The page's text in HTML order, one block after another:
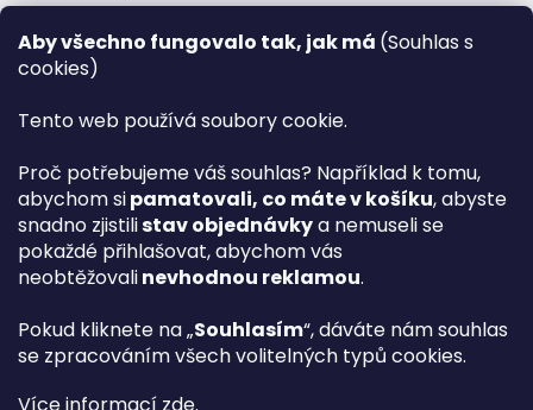
Aby všechno fungovalo tak, jak má (Souhlas s
cookies)
Tento web používá soubory cookie.
Proč potřebujeme váš souhlas? Například k tomu,
abychom sipamatovali, co máte v košíku, abyste
snadno zjistilistav objednávkya nemuseli se
pokaždé přihlašovat, abychom vás
neobtěžovalinevhodnou reklamou.
Pokud kliknete na „Souhlasím“, dáváte nám souhlas
se zpracováním všech volitelných typů cookies.
Recenze ✅
Věrnostní program PLAZA Bonus™
Plaza.cz slevové kódy a kupóny
Registrace
Přihlášení
PLAZA B2B™ VELKOOBCHOD
Vyhledávač návodů
hp